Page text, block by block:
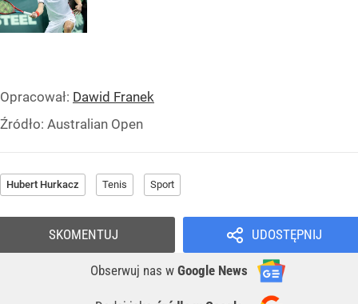
Opracował: Dawid Franek
Źródło: Australian Open
Hubert Hurkacz Tenis Sport
UDOSTĘPNIJ
Obserwuj nas w Google News
SKOMENTUJ